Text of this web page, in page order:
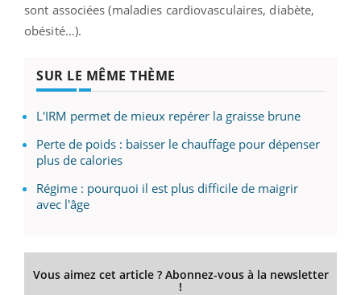
sont associées (maladies cardiovasculaires, diabète,
obésité…).
SUR LE MÊME THÈME
L'IRM permet de mieux repérer la graisse brune
Perte de poids : baisser le chauffage pour dépenser
plus de calories
Régime : pourquoi il est plus difficile de maigrir
avec l'âge
Vous aimez cet article ? Abonnez-vous à la newsletter
!